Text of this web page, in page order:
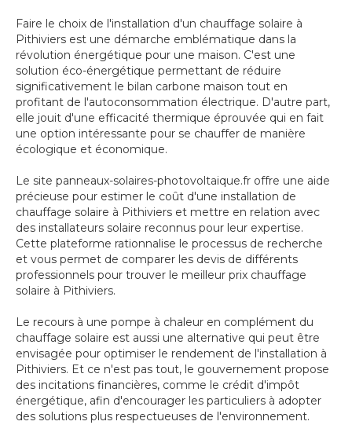
Faire le choix de l'installation d'un chauffage solaire à
Pithiviers est une démarche emblématique dans la
révolution énergétique pour une maison. C'est une
solution éco-énergétique permettant de réduire
significativement le bilan carbone maison tout en
profitant de l'autoconsommation électrique. D'autre part,
elle jouit d'une efficacité thermique éprouvée qui en fait
une option intéressante pour se chauffer de manière
écologique et économique.
Le site panneaux-solaires-photovoltaique.fr offre une aide
précieuse pour estimer le coût d'une installation de
chauffage solaire à Pithiviers et mettre en relation avec
des installateurs solaire reconnus pour leur expertise.
Cette plateforme rationnalise le processus de recherche
et vous permet de comparer les devis de différents
professionnels pour trouver le meilleur prix chauffage
solaire à Pithiviers.
Le recours à une pompe à chaleur en complément du
chauffage solaire est aussi une alternative qui peut être
envisagée pour optimiser le rendement de l'installation à
Pithiviers. Et ce n'est pas tout, le gouvernement propose
des incitations financières, comme le crédit d'impôt
énergétique, afin d'encourager les particuliers à adopter
des solutions plus respectueuses de l'environnement.